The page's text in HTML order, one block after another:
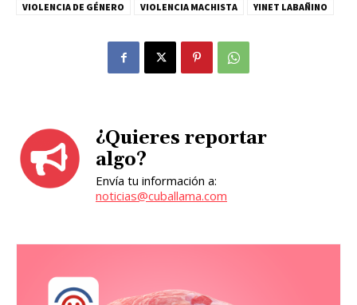
VIOLENCIA DE GÉNERO
VIOLENCIA MACHISTA YINET LABAÑINO
¿Quieres reportar
algo?
Envía tu información a:
noticias@cuballama.com